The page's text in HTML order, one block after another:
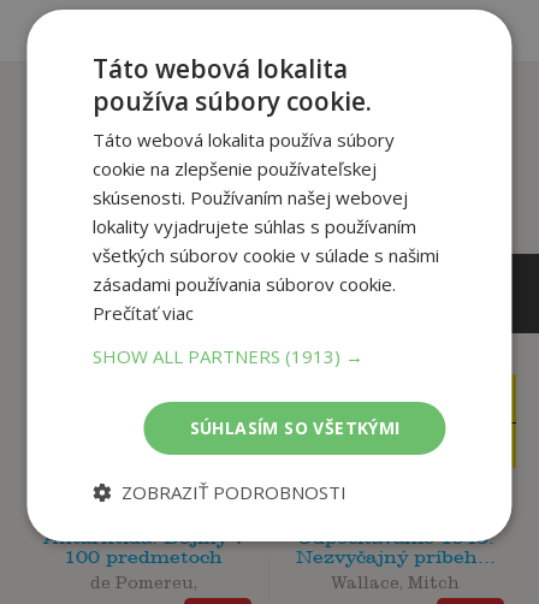
Zákazníci, ktorí si kúpili
tento titul si tiež kúpili
29,90€
7 ,95
Antarktída: Dejiny v
100 predmetoch
de Pomereu,
Odpočítavanie 1945:
Nezvyčajný príbeh...
Wallace, Mitch
Táto webová lokalita
používa súbory cookie.
Táto webová lokalita používa súbory
cookie na zlepšenie používateľskej
skúsenosti. Používaním našej webovej
lokality vyjadrujete súhlas s používaním
všetkých súborov cookie v súlade s našimi
zásadami používania súborov cookie.
Prečítať viac
SHOW ALL PARTNERS(1913) →
SÚHLASÍM SO VŠETKÝMI
ZOBRAZIŤ PODROBNOSTI